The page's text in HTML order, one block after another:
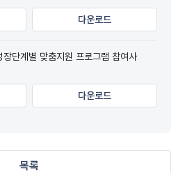
다운로드
단계별 맞춤지원 프로그램 참여사
다운로드
목록